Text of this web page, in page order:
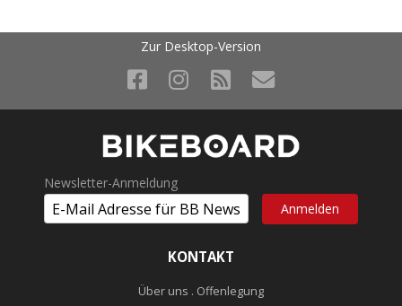
Zur Desktop-Version
Newsletter-Anmeldung
KONTAKT
Über uns . Offenlegung